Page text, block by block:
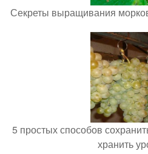
Секреты выращивания
5 простых способов
хранить